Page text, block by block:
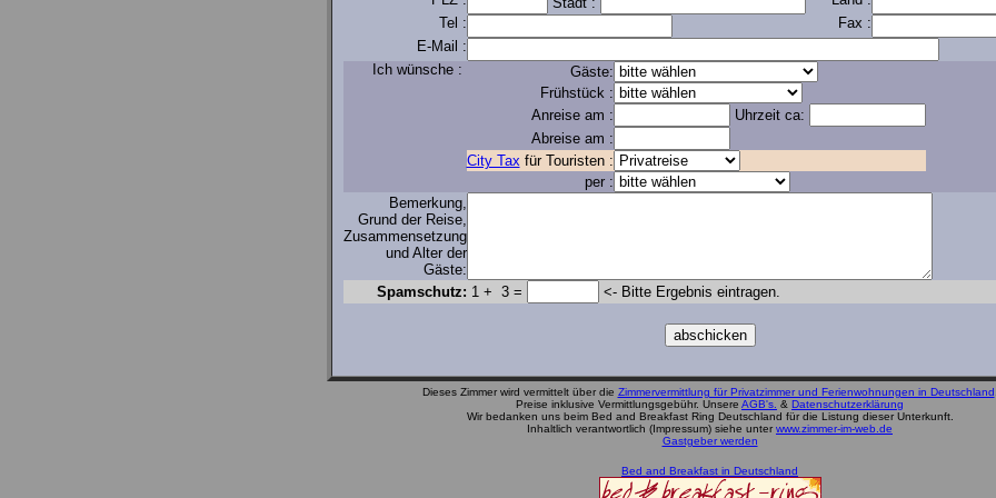
Tel :
Fax :
E-Mail :
Ich wünsche :
Gäste:
Frühstück :
Anreise am :
Uhrzeit ca:
Abreise am :
City Tax für Touristen :
per :
Bemerkung,
Grund der Reise,
Zusammensetzung
und Alter der
Gäste:
Spamschutz: 1 + 3 = <- Bitte Ergebnis eintragen.
Dieses Zimmer wird vermittelt über die Zimmervermittlung für Privatzimmer und Ferienwohnungen in Deutschland
Preise inklusive Vermittlungsgebühr. Unsere AGB's. & Datenschutzerklärung
Wir bedanken uns beim Bed and Breakfast Ring Deutschland für die Listung dieser Unterkunft.
Inhaltlich verantwortlich (Impressum) siehe unter www.zimmer-im-web.de
Gastgeber werden
Bed and Breakfast in Deutschland